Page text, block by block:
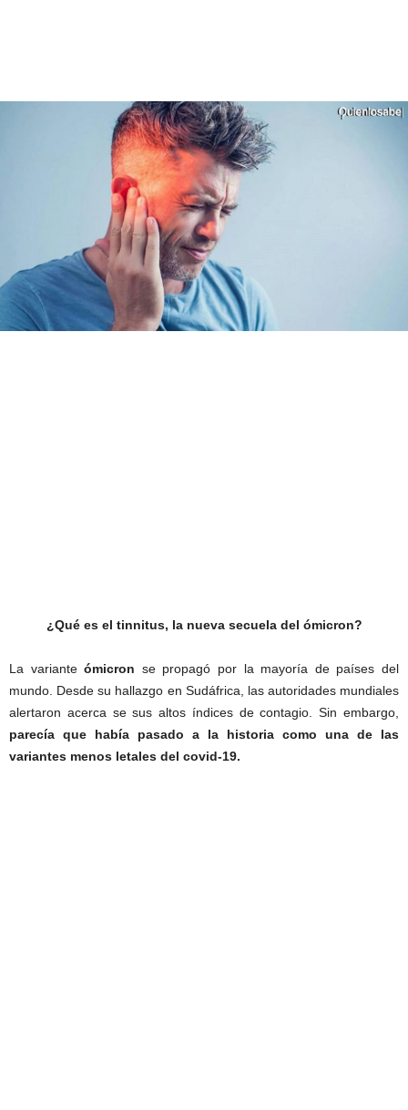
¿Qué es el tinnitus, la nueva secuela del ómicron?
La varianteómicron se propagó por la mayoría de países del
mundo. Desde su hallazgo en Sudáfrica, las autoridades mundiales
alertaron acerca se sus altos índices de contagio. Sin embargo,
parecía que había pasado a la historia como una de las
variantes menos letales del covid-19.